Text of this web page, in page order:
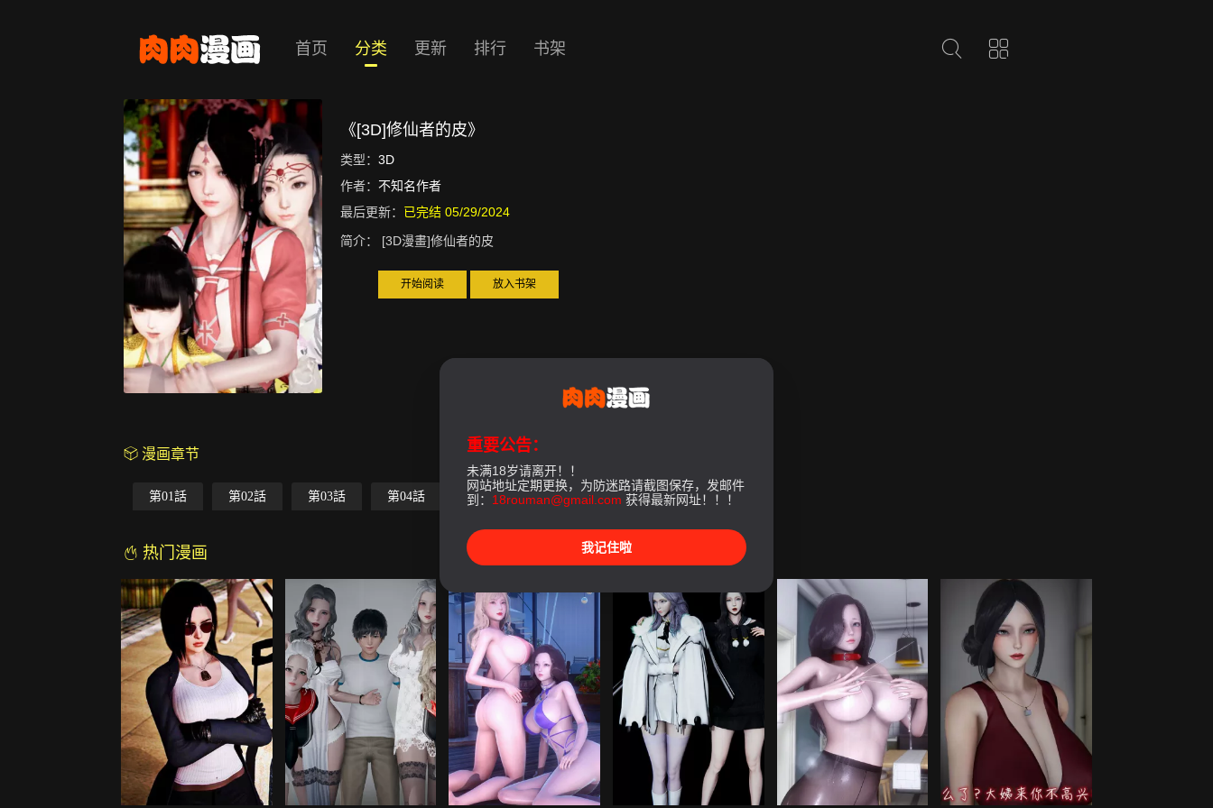
首页 分类 更新 排行 书架
《[3D]修仙者的皮》
类型： 3D
作者： 不知名作者
最后更新： 已完结 05/29/2024
简介：
[3D漫畫]修仙者的皮
开始阅读 放入书架
漫画章节
第01話 第02話 第03話 第04話 第05話 第06話-最終話
热门漫画
重要公告：
未满18岁请离开！！
网站地址定期更换，为防迷路请截图保存，发邮件
到： 18rouman@gmail.com 获得最新网址！！！
我记住啦